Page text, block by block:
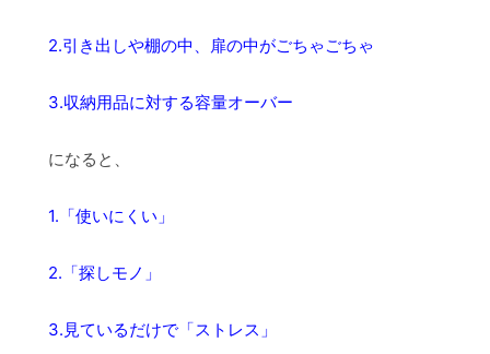
2.引き出しや棚の中、扉の中がごちゃごちゃ
3.収納用品に対する容量オーバー
になると、
1.「使いにくい」
2.「探しモノ」
3.見ているだけで「ストレス」